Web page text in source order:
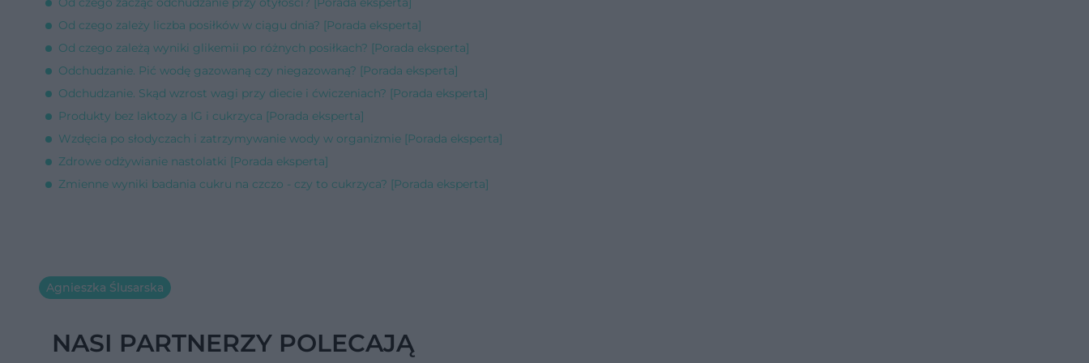
Od czego zależy liczba posiłków w ciągu dnia? [Porada eksperta]
Od czego zależą wyniki glikemii po różnych posiłkach? [Porada eksperta]
Odchudzanie. Pić wodę gazowaną czy niegazowaną? [Porada eksperta]
Odchudzanie. Skąd wzrost wagi przy diecie i ćwiczeniach? [Porada eksperta]
Produkty bez laktozy a IG i cukrzyca [Porada eksperta]
Wzdęcia po słodyczach i zatrzymywanie wody w organizmie [Porada eksperta]
Zdrowe odżywianie nastolatki [Porada eksperta]
Zmienne wyniki badania cukru na czczo - czy to cukrzyca? [Porada eksperta]
Agnieszka Ślusarska
NASI PARTNERZY POLECAJĄ